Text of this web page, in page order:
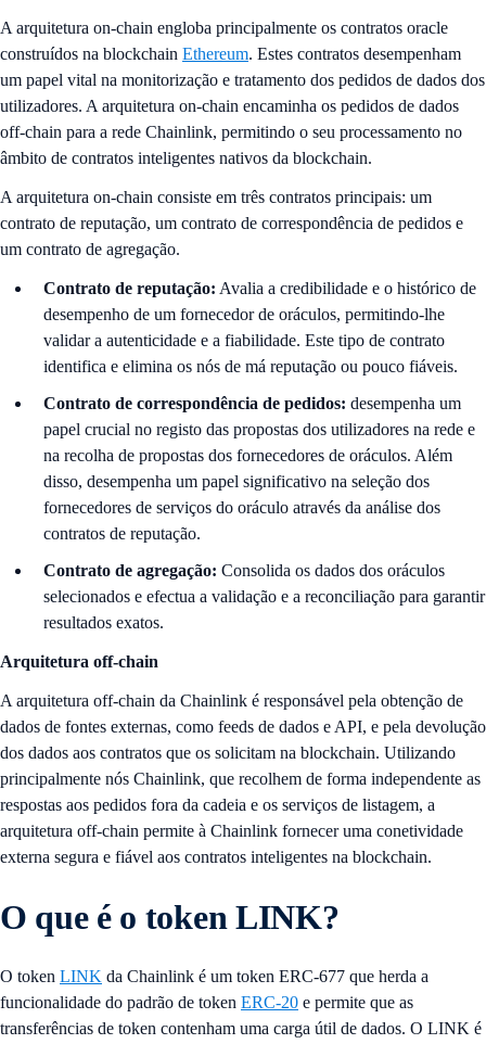
A arquitetura on-chain engloba principalmente os contratos oracle
construídos na blockchain Ethereum. Estes contratos desempenham
um papel vital na monitorização e tratamento dos pedidos de dados dos
utilizadores. A arquitetura on-chain encaminha os pedidos de dados
off-chain para a rede Chainlink, permitindo o seu processamento no
âmbito de contratos inteligentes nativos da blockchain.
A arquitetura on-chain consiste em três contratos principais: um
contrato de reputação, um contrato de correspondência de pedidos e
um contrato de agregação.
Contrato de reputação: Avalia a credibilidade e o histórico de
desempenho de um fornecedor de oráculos, permitindo-lhe
validar a autenticidade e a fiabilidade. Este tipo de contrato
identifica e elimina os nós de má reputação ou pouco fiáveis.
Contrato de correspondência de pedidos: desempenha um
papel crucial no registo das propostas dos utilizadores na rede e
na recolha de propostas dos fornecedores de oráculos. Além
disso, desempenha um papel significativo na seleção dos
fornecedores de serviços do oráculo através da análise dos
contratos de reputação.
Contrato de agregação: Consolida os dados dos oráculos
selecionados e efectua a validação e a reconciliação para garantir
resultados exatos.
Arquitetura off-chain
A arquitetura off-chain da Chainlink é responsável pela obtenção de
dados de fontes externas, como feeds de dados e API, e pela devolução
dos dados aos contratos que os solicitam na blockchain. Utilizando
principalmente nós Chainlink, que recolhem de forma independente as
respostas aos pedidos fora da cadeia e os serviços de listagem, a
arquitetura off-chain permite à Chainlink fornecer uma conetividade
externa segura e fiável aos contratos inteligentes na blockchain.
O que é o token LINK?
O token LINK da Chainlink é um token ERC-677 que herda a
funcionalidade do padrão de token ERC-20 e permite que as
transferências de token contenham uma carga útil de dados. O LINK é